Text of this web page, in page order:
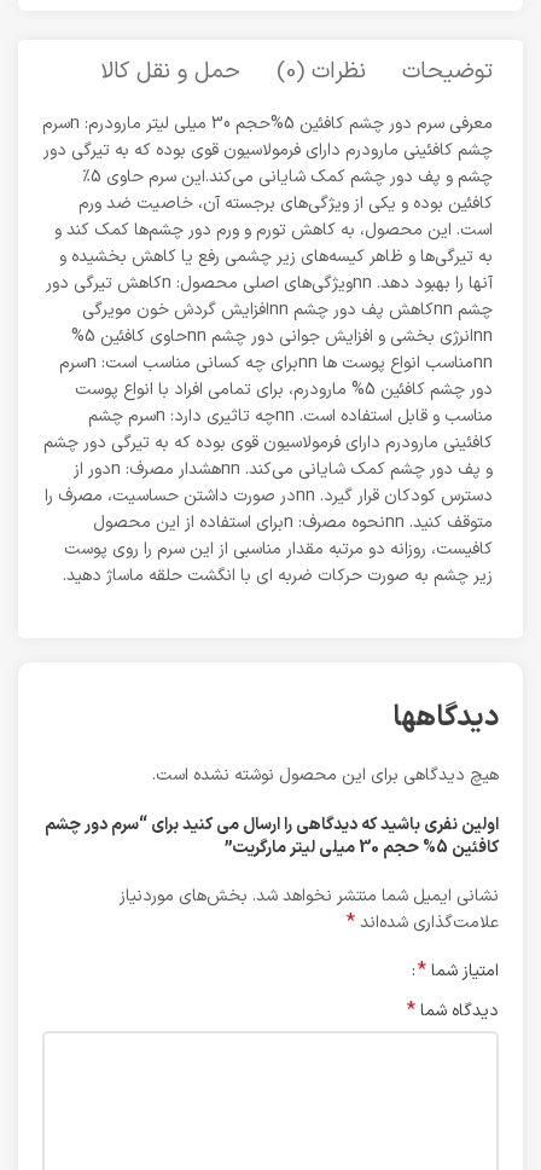
توضیحات نظرات (0) حمل و نقل کالا
معرفی سرم دور چشم کافئین 5%حجم 30 میلی لیتر مارودرم: nسرم
چشم کافئینی مارودرم دارای فرمولاسیون قوی بوده که به تیرگی دور
چشم و پف دور چشم کمک شایانی می‌‎کند.این سرم حاوی 5٪
کافئین بوده و یکی از ویژگی‌های برجسته آن، خاصیت ضد ورم
است. این محصول، به کاهش تورم و ورم دور چشم‌ها کمک کند و
به تیرگی‌ها و ظاهر کیسه‌های زیر چشمی رفع یا کاهش بخشیده و
آنها را بهبود دهد. nnویژگی‌های اصلی محصول: nکاهش تیرگی دور
چشم nnکاهش پف دور چشم nnافزایش گردش خون مویرگی
nnانرژی بخشی و افزایش جوانی دور چشم nnحاوی کافئین 5%
nnمناسب انواع پوست ها nnبرای چه کسانی مناسب است: nسرم
دور چشم کافئین 5% مارودرم، برای تمامی افراد با انواع پوست
مناسب و قابل استفاده است. nnچه تاثیری دارد: nسرم چشم
کافئینی مارودرم دارای فرمولاسیون قوی بوده که به تیرگی دور چشم
و پف دور چشم کمک شایانی می‌‎کند. nnهشدار مصرف: nدور از
دسترس کودکان قرار گیرد. nnدر صورت داشتن حساسیت، مصرف را
متوقف کنید. nnنحوه مصرف: nبرای استفاده از این محصول
کافیست، روزانه دو مرتبه مقدار مناسبی از این سرم را روی پوست
زیر چشم به صورت حرکات ضربه ای با انگشت حلقه ماساژ دهید.
دیدگاهها
هیچ دیدگاهی برای این محصول نوشته نشده است.
اولین نفری باشید که دیدگاهی را ارسال می کنید برای “سرم دور چشم
کافئین 5% حجم 30 میلی لیتر مارگریت”
نشانی ایمیل شما منتشر نخواهد شد. بخش‌های موردنیاز
علامت‌گذاری شده‌اند*
امتیاز شما*
دیدگاه شما*